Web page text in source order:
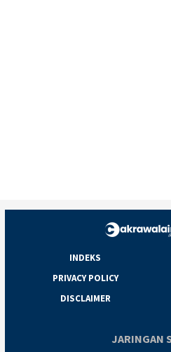
INDEKS
PRIVACY POLICY
DISCLAIMER
JARINGAN